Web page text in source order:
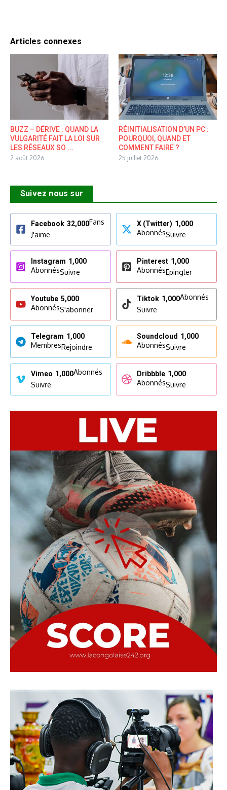
Articles connexes
BUZZ – DÉRIVE : QUAND LA
VULGARITÉ FAIT LA LOI SUR
LES RÉSEAUX SO ...
2 août 2026
RÉINITIALISATION D’UN PC :
POURQUOI, QUAND ET
COMMENT FAIRE ?
25 juillet 2026
Suivez nous sur
Facebook 32,000Fans
J'aime
X (Twitter) 1,000
AbonnésSuivre
Instagram 1,000
AbonnésSuivre
Pinterest 1,000
AbonnésEpingler
Youtube 5,000
AbonnésS'abonner
Tiktok 1,000Abonnés
Suivre
Telegram 1,000
MembresRejoindre
Soundcloud 1,000
AbonnésSuivre
Vimeo 1,000Abonnés
Suivre
Dribbble 1,000
AbonnésSuivre